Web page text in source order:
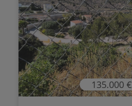
135.000 €